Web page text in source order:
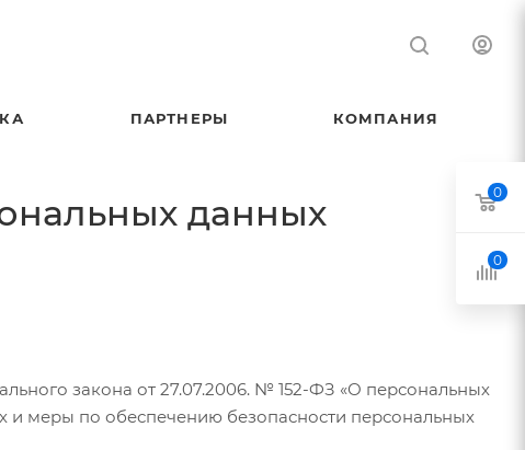
ПАРТНЕРЫ КОМПАНИЯ
данных
закона от 27.07.2006. № 152-ФЗ «О персональных
меры по обеспечению безопасности персональных
0
0